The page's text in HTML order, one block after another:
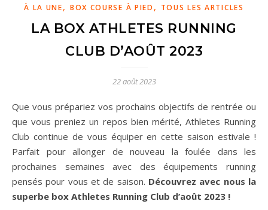
À LA UNE, BOX COURSE À PIED , TOUS LES ARTICLES
LA BOX ATHLETES RUNNING
CLUB D’AOÛT 2023
22 août 2023
Que vous prépariez vos prochains objectifs de rentrée ou
que vous preniez un repos bien mérité, Athletes Running
Club continue de vous équiper en cette saison estivale !
Parfait pour allonger de nouveau la foulée dans les
prochaines semaines avec des équipements running
pensés pour vous et de saison. Découvrez avec nous la
superbe box Athletes Running Club d’août 2023 !